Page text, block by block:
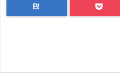
B!